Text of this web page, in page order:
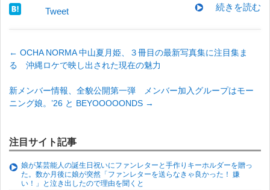
続きを読む
Tweet
← OCHA NORMA 中山夏月姫、３冊目の最新写真集に注目集ま
る 沖縄ロケで映し出された現在の魅力
新メンバー情報、全貌公開第一弾 メンバー加入グループはモー
ニング娘。’26 と BEYOOOOONDS →
注目サイト記事
娘が某芸能人の誕生日祝いにファンレターと手作りキーホルダーを贈っ
た。数か月後に娘が突然「ファンレターを送らなきゃ良かった！ 嫌
い！」と泣き出したので理由を聞くと